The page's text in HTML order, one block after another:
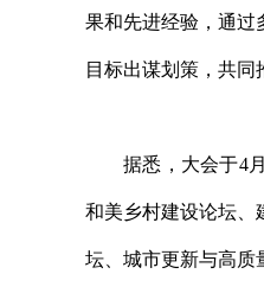
果和先进经验，通过
目标出谋划策，共同
据悉，大会于4月
和美乡村建设论坛、
坛、城市更新与高质